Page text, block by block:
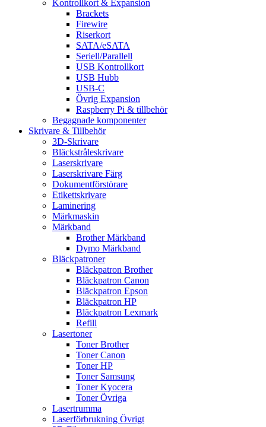
Kontrollkort & Expansion
Brackets
Firewire
Riserkort
SATA/eSATA
Seriell/Parallell
USB Kontrollkort
USB Hubb
USB-C
Övrig Expansion
Raspberry Pi & tillbehör
Begagnade komponenter
Skrivare & Tillbehör
3D-Skrivare
Bläckstråleskrivare
Laserskrivare
Laserskrivare Färg
Dokumentförstörare
Etikettskrivare
Laminering
Märkmaskin
Märkband
Brother Märkband
Dymo Märkband
Bläckpatroner
Bläckpatron Brother
Bläckpatron Canon
Bläckpatron Epson
Bläckpatron HP
Bläckpatron Lexmark
Refill
Lasertoner
Toner Brother
Toner Canon
Toner HP
Toner Samsung
Toner Kyocera
Toner Övriga
Lasertrumma
Laserförbrukning Övrigt